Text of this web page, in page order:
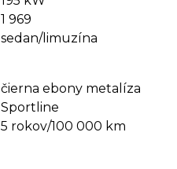
1 969
sedan/limuzína
čierna ebony metalíza
Sportline
5 rokov/100 000 km